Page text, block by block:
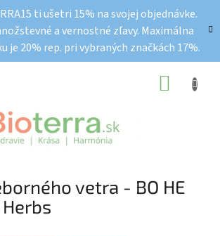
ti ušetri 15% na svojej objednávke.
a vernostné zľavy. Maximálna
je 20% rep. pri vybraných značkách 17%.
vetra - BO HE
Herbs